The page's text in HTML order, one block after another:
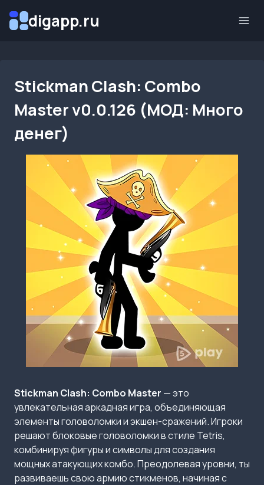
digapp.ru
Stickman Clash: Combo
Master v0.0.126 (МОД: Много
денег)
Stickman Clash: Combo Master — это
увлекательная аркадная игра, объединяющая
элементы головоломки и экшен-сражений. Игроки
решают блоковые головоломки в стиле Tetris,
комбинируя фигуры и символы для создания
мощных атакующих комбо. Преодолевая уровни, ты
развиваешь свою армию стикменов, начиная с